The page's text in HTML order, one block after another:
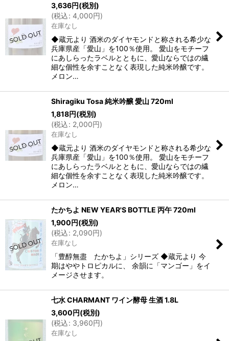
3,636円(税別)
(税込: 4,000円)
在庫なし
◆蔵元より 酒米のダイヤモンドと称される希少な
兵庫県産「愛山」を100％使用。 愛山をモチーフ
にあしらったラベルとともに、愛山ならではの繊
細な個性を余すことなく表現した純米吟醸です。
メロン…
Shiragiku Tosa 純米吟醸 愛山 720ml
1,818円(税別)
(税込: 2,000円)
在庫なし
◆蔵元より 酒米のダイヤモンドと称される希少な
兵庫県産「愛山」を100％使用。 愛山をモチーフ
にあしらったラベルとともに、愛山ならではの繊
細な個性を余すことなく表現した純米吟醸です。
メロン…
たかちよ NEW YEAR'S BOTTLE 丙午 720ml
1,900円(税別)
(税込: 2,090円)
在庫なし
「豊醇無盡 たかちよ」シリーズ ◆蔵元より 今
期はややトロピカルに、 余韻に「マンゴー」をイ
メージさせます。
七水 CHARMANT ワイン酵母 生酒 1.8L
3,600円(税別)
(税込: 3,960円)
在庫なし